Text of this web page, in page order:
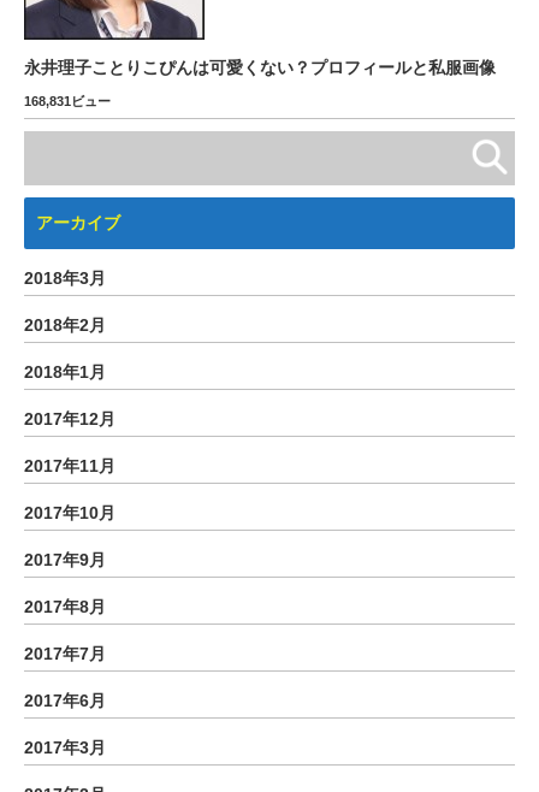
永井理子ことりこぴんは可愛くない？プロフィールと私服画像
168,831ビュー
アーカイブ
2018年3月
2018年2月
2018年1月
2017年12月
2017年11月
2017年10月
2017年9月
2017年8月
2017年7月
2017年6月
2017年3月